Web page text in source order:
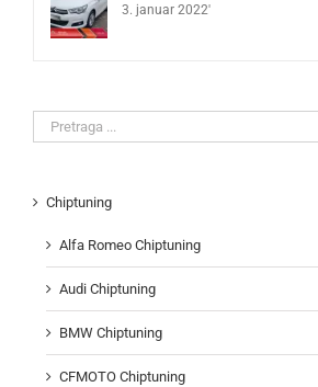
3. januar 2022'
Search
for:
Chiptuning
Alfa Romeo Chiptuning
Audi Chiptuning
BMW Chiptuning
CFMOTO Chiptuning